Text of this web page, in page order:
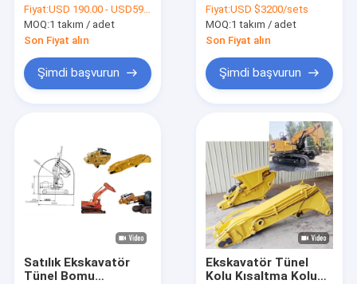
Fiyat:USD 190.00 - USD5990.00
MOQ:1 takım / adet
Son Fiyat alın
Şimdi başvurun
Fiyat:USD $3200/sets
MOQ:1 takım / adet
Son Fiyat alın
Şimdi başvurun
Satılık Ekskavatör
Tünel Bomu
Ekskavatör Tünel
Kolu Kısaltma Kolu